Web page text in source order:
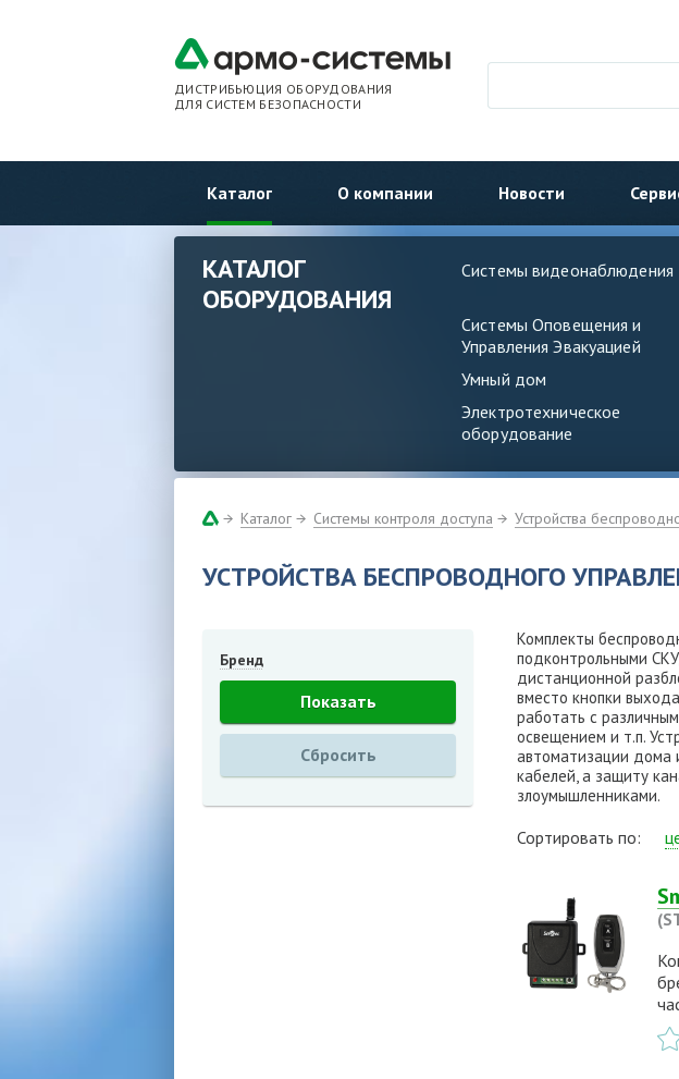
ДИСТРИБЬЮЦИЯ ОБОРУДОВАНИЯ
ДЛЯ СИСТЕМ БЕЗОПАСНОСТИ
Каталог О компании Новости
КАТАЛОГ
ОБОРУДОВАНИЯ
Системы видеонаблюдения
Системы Оповещения и
Управления Эвакуацией
Умный дом
Электротехническое
оборудование
Каталог Системы контроля доступа Устройства
УСТРОЙСТВА БЕСПРОВОДНОГО
Бренд
Комплекты
подконтрольными
дистанционной
вместо кнопки
работать с
освещением и т.п.
автоматизации дома
кабелей, а защиту
злоумышленниками.
Сортировать по: